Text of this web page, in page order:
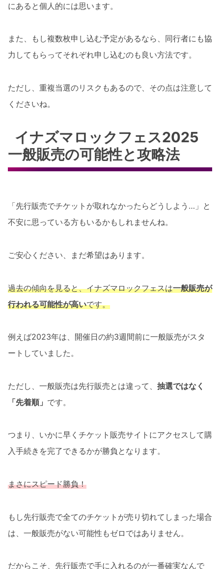
にあると個人的には思います。
また、もし複数枚申し込む予定があるなら、同行者にも協
力してもらってそれぞれ申し込むのも良い方法です。
ただし、重複当選のリスクもあるので、その点は注意して
くださいね。
イナズマロックフェス2025
一般販売の可能性と攻略法
「先行販売でチケットが取れなかったらどうしよう…」と
不安に思っている方もいるかもしれませんね。
ご安心ください、まだ希望はあります。
過去の傾向を見ると、イナズマロックフェスは一般販売が
行われる可能性が高いです。
例えば2023年は、開催日の約3週間前に一般販売がスタ
ートしていました。
ただし、一般販売は先行販売とは違って、 抽選ではなく
「先着順」 です。
つまり、いかに早くチケット販売サイトにアクセスして購
入手続きを完了できるかが勝負となります。
まさにスピード勝負！
もし先行販売で全てのチケットが売り切れてしまった場合
は、一般販売がない可能性もゼロではありません。
だからこそ、先行販売で手に入れるのが一番確実なんで